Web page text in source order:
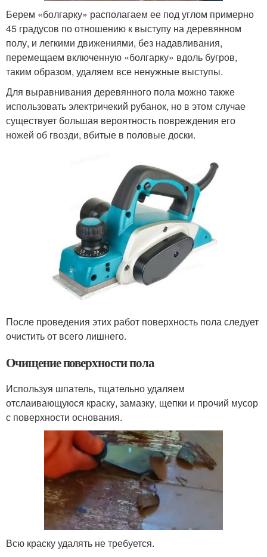
Берем «болгарку» располагаем ее под углом примерно
45 градусов по отношению к выступу на деревянном
полу, и легкими движениями, без надавливания,
перемещаем включенную «болгарку» вдоль бугров,
таким образом, удаляем все ненужные выступы.
Для выравнивания деревянного пола можно также
использовать электричекий рубанок, но в этом случае
существует большая вероятность повреждения его
ножей об гвозди, вбитые в половые доски.
После проведения этих работ поверхность пола следует
очистить от всего лишнего.
Очищение поверхности пола
Используя шпатель, тщательно удаляем
отслаивающуюся краску, замазку, щепки и прочий мусор
с поверхности основания.
Всю краску удалять не требуется.